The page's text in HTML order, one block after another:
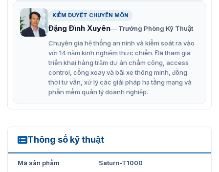
Hỗ trợ thẻ RFID, mã QR tĩnh/động, nhận diện khuôn mặt.
Dễ dàng tích hợp với ZKBio CVAccess, ZKBio CVSecurity
và hệ thống bên thứ 3 qua RS485, relay, OSDP.
Màu trắng ngọc trai sang trọng, phù hợp nhiều không
LED chỉ báo trạng thái (xanh: truy cập hợp lệ, đỏ: từ chối,
xanh lam: chờ).
Sản phẩm được giao nguyên khối, dễ thi công và tiết
Liên hệ tư vấn và hỗ trợ báo giá sản
phẩm cổng phân làn Saturn-T1000
Với thiết kế hiện đại, độ bền cao và khả năng tích hợp đa
KIỂM DUYỆT CHUYÊN MÔN
Đặng Đình Xuyên
Trưởng Phòng Kỹ Thuật
Chuyên gia hệ thống an ninh và kiểm soát ra vào
với 14 năm kinh nghiệm thực chiến. Đã tham gia
triển khai hàng trăm dự án chấm công, access
control, cổng xoay và bãi xe thông minh, đồng
thời tư vấn, xử lý các giải pháp hạ tầng mạng và
phần mềm quản lý doanh nghiệp.
Thông số kỹ thuật
Saturn-T1000
Mã sản phẩm Saturn-T1000